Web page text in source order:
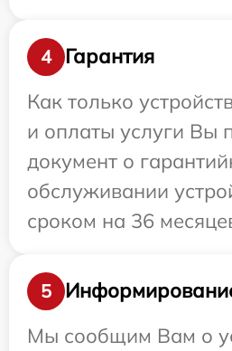
4
Гарантия
Как только
и оплаты услуги Вы
документ о
обслуживании
сроком на 36
5
Мы сообщим Вам о